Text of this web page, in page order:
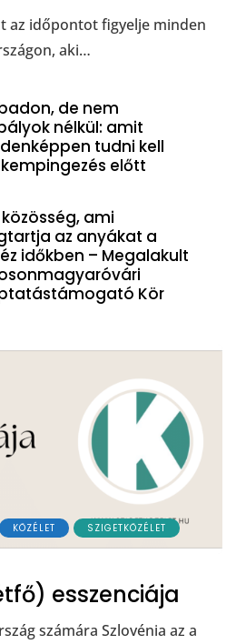
az időpontot figyelje minden
aki…
de nem
nélkül: amit
tudni kell
előtt
közösség, ami
az anyákat a
időkben – Megalakult
Kör
KÖZÉLET SZIGETKÖZÉLET
esszenciája
számára Szlovénia az a